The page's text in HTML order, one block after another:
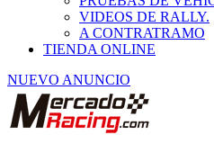
VIDEOS DE RALLY.
A CONTRATRAMO
TIENDA ONLINE
NUEVO ANUNCIO